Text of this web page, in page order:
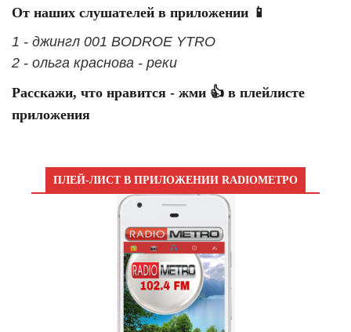
От наших слушателей в приложении 📱
1 - джингл 001 BODROE YTRO
2 - ольга краснова - реки
Расскажи, что нравится - жми 👍 в плейлисте
приложения
ПЛЕЙ-ЛИСТ В ПРИЛОЖЕНИИ RADIOМЕТРО